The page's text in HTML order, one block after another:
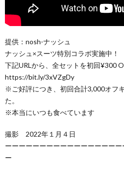
提供：nosh-ナッシュ
ナッシュ×スーツ特別コラボ実施中！
下記URLから、全セットを初回¥300
https://bit.ly/3xVZgDy
※ご好評につき、初回合計3,000オフ
た。
※本当にいつも食べています
撮影 2022年１月４日
ーーーーーーーーーーーーーーーー
ー